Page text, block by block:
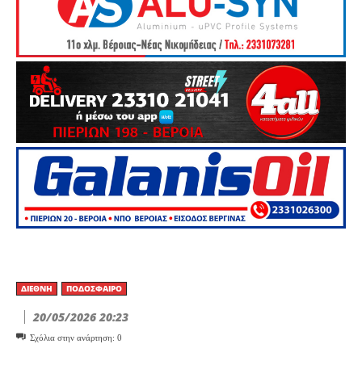
ΔΙΕΘΝΉ ΠΟΔΌΣΦΑΙΡΟ
20/05/2026 20:23
Σχόλια στην ανάρτηση: 0